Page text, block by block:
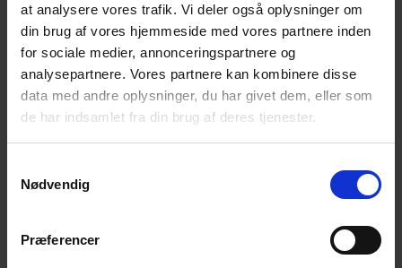
at analysere vores trafik. Vi deler også oplysninger om
din brug af vores hjemmeside med vores partnere inden
for sociale medier, annonceringspartnere og
analysepartnere. Vores partnere kan kombinere disse
data med andre oplysninger, du har givet dem, eller som
de har indsamlet fra din brug af deres tjenester.
Nødvendig
Præferencer
Netværk for selvmordsramte og Landsforeningen for
efterladte efter selvmord
For yderligere informationer kontakt:
Lis Kaspersen
Mobil: 6145 3511